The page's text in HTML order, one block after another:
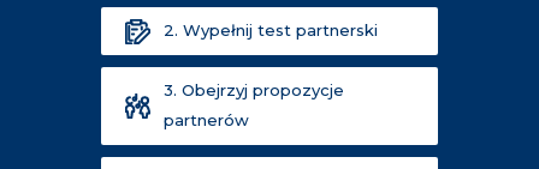
2. Wypełnij test partnerski
3. Obejrzyj propozycje
partnerów